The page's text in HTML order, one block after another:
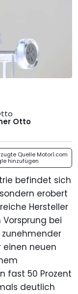
Otto
Quelle Motor1.com
hinzufügen
befindet sich
erobert
Hersteller
bei
einen neuen
fast 50 Prozent
deutlich